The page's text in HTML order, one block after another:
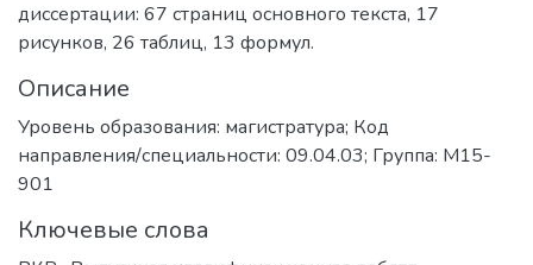
диссертации: 67 страниц основного текста, 17
рисунков, 26 таблиц, 13 формул.
Описание
Уровень образования: магистратура; Код
направления/специальности: 09.04.03; Группа: М15-
901
Ключевые слова